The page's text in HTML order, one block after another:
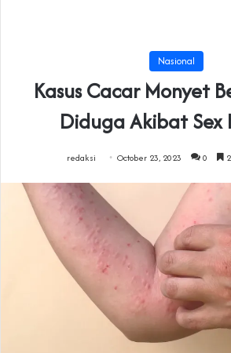
Nasional
Kasus Cacar Monyet
Diduga Akibat Sex
redaksi October 23, 2023 0 2